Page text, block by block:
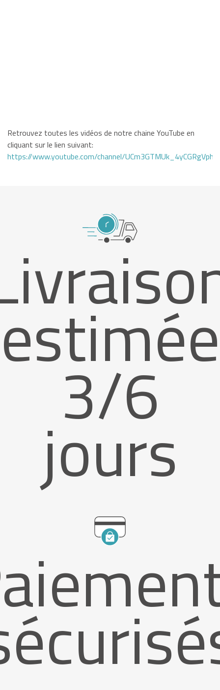
Retrouvez toutes les vidéos de notre chaine YouTube en
cliquant sur le lien suivant:
https://www.youtube.com/channel/
estimée
3/6
jours